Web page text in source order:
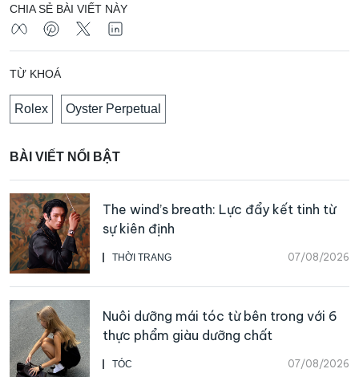
CHIA SẺ BÀI VIẾT NÀY
TỪ KHOÁ
Rolex Oyster Perpetual
BÀI VIẾT NỔI BẬT
THỜI TRANG 07/08/2026
The wind’s breath: Lực đẩy kết tinh từ
sự kiên định
TÓC 07/08/2026
Nuôi dưỡng mái tóc từ bên trong với 6
thực phẩm giàu dưỡng chất